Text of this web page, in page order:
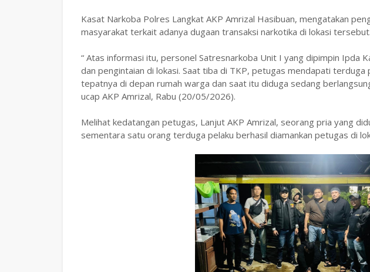
Kasat Narkoba Polres Langkat AKP Amrizal Hasibuan, mengatakan
masyarakat terkait adanya dugaan transaksi narkotika di lokasi tersebut.
“ Atas informasi itu, personel Satresnarkoba Unit I yang dipimpin Ipda
dan pengintaian di lokasi. Saat tiba di TKP, petugas mendapati terduga
tepatnya di depan rumah warga dan saat itu diduga sedang
ucap AKP Amrizal, Rabu (20/05/2026).
Melihat kedatangan petugas, Lanjut AKP Amrizal, seorang pria yang
sementara satu orang terduga pelaku berhasil diamankan petugas di